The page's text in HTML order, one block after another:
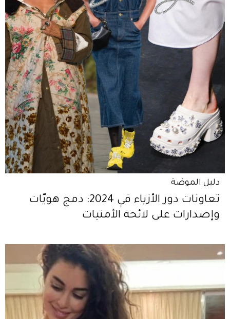
دليل الموضة
تعاونات دور الأزياء في 2024: دمج هويّات
وإصدارات على لائحة الأمنيات